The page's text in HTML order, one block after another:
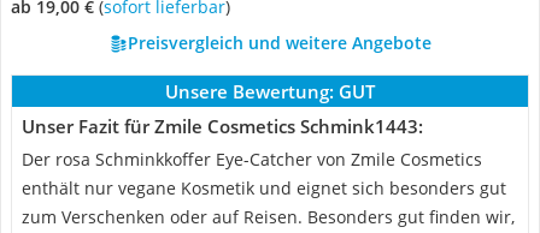
ab 19,00 € ( Sofort lieferbar)
Preisvergleich und weitere Angebote
Unsere Bewertung: GUT
Unser Fazit für Zmile Cosmetics Schmink1443:
Der rosa Schminkkoffer Eye-Catcher von Zmile Cosmetics
enthält nur vegane Kosmetik und eignet sich besonders gut
zum Verschenken oder auf Reisen. Besonders gut finden wir,